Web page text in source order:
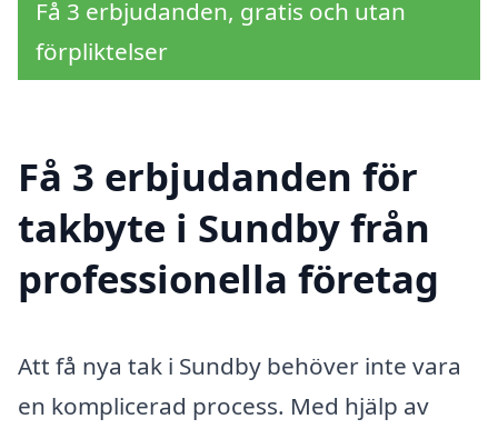
Få 3 erbjudanden, gratis och utan
förpliktelser
Få 3 erbjudanden för
takbyte i Sundby från
professionella företag
Att få nya tak i Sundby behöver inte vara
en komplicerad process. Med hjälp av